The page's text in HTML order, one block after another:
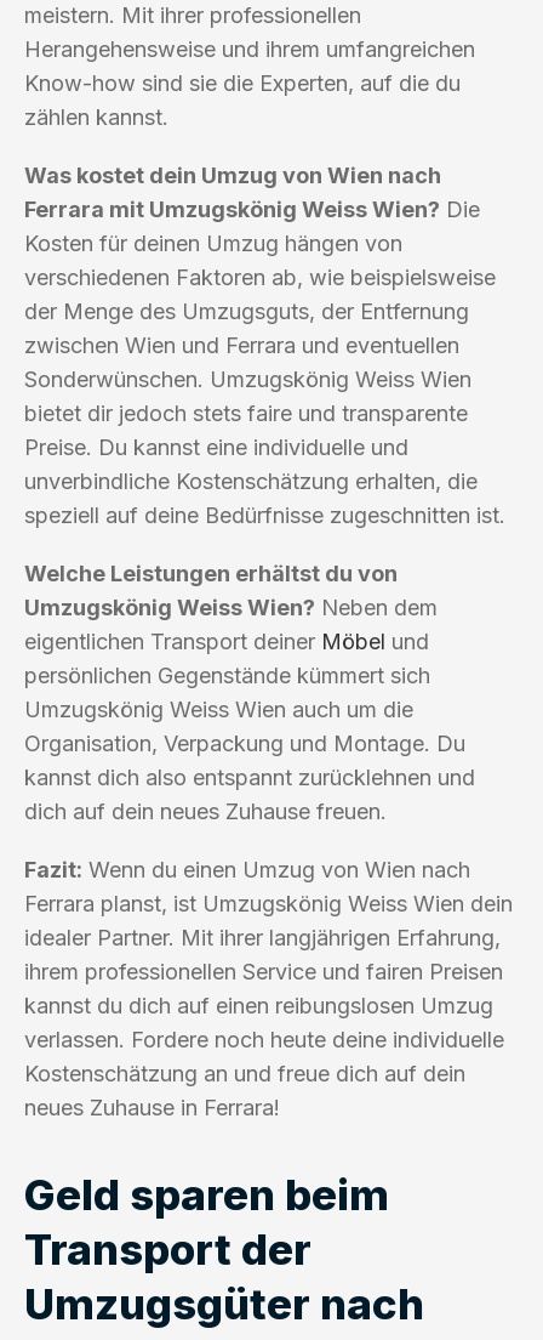
meistern. Mit ihrer professionellen
Herangehensweise und ihrem umfangreichen
Know-how sind sie die Experten, auf die du
zählen kannst.
Was kostet dein Umzug von Wien nach
Ferrara mit Umzugskönig Weiss Wien? Die
Kosten für deinen Umzug hängen von
verschiedenen Faktoren ab, wie beispielsweise
der Menge des Umzugsguts, der Entfernung
zwischen Wien und Ferrara und eventuellen
Sonderwünschen. Umzugskönig Weiss Wien
bietet dir jedoch stets faire und transparente
Preise. Du kannst eine individuelle und
unverbindliche Kostenschätzung erhalten, die
speziell auf deine Bedürfnisse zugeschnitten ist.
Welche Leistungen erhältst du von
Umzugskönig Weiss Wien? Neben dem
eigentlichen Transport deiner Möbel und
persönlichen Gegenstände kümmert sich
Umzugskönig Weiss Wien auch um die
Organisation, Verpackung und Montage. Du
kannst dich also entspannt zurücklehnen und
dich auf dein neues Zuhause freuen.
Fazit: Wenn du einen Umzug von Wien nach
Ferrara planst, ist Umzugskönig Weiss Wien dein
idealer Partner. Mit ihrer langjährigen Erfahrung,
ihrem professionellen Service und fairen Preisen
kannst du dich auf einen reibungslosen Umzug
verlassen. Fordere noch heute deine individuelle
Kostenschätzung an und freue dich auf dein
neues Zuhause in Ferrara!
Geld sparen beim
Transport der
Umzugsgüter nach